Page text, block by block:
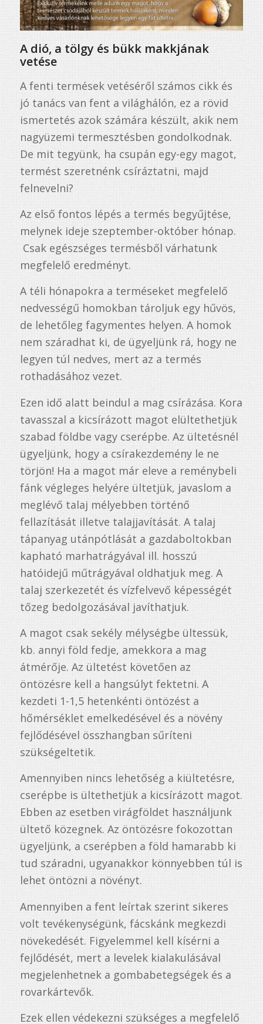
A dió, a tölgy és bükk makkjának
vetése
A fenti termések vetéséről számos cikk és
jó tanács van fent a világhálón, ez a rövid
ismertetés azok számára készült, akik nem
nagyüzemi termesztésben gondolkodnak.
De mit tegyünk, ha csupán egy-egy magot,
termést szeretnénk csíráztatni, majd
felnevelni?
Az első fontos lépés a termés begyűjtése,
melynek ideje szeptember-október hónap.
Csak egészséges termésből várhatunk
megfelelő eredményt.
A téli hónapokra a terméseket megfelelő
nedvességű homokban tároljuk egy hűvös,
de lehetőleg fagymentes helyen. A homok
nem száradhat ki, de ügyeljünk rá, hogy ne
legyen túl nedves, mert az a termés
rothadásához vezet.
Ezen idő alatt beindul a mag csírázása. Kora
tavasszal a kicsírázott magot elültethetjük
szabad földbe vagy cserépbe. Az ültetésnél
ügyeljünk, hogy a csírakezdemény le ne
törjön! Ha a magot már eleve a reménybeli
fánk végleges helyére ültetjük, javaslom a
meglévő talaj mélyebben történő
fellazítását illetve talajjavítását. A talaj
tápanyag utánpótlását a gazdaboltokban
kapható marhatrágyával ill. hosszú
hatóidejű műtrágyával oldhatjuk meg. A
talaj szerkezetét és vízfelvevő képességét
tőzeg bedolgozásával javíthatjuk.
A magot csak sekély mélységbe ültessük,
kb. annyi föld fedje, amekkora a mag
átmérője. Az ültetést követően az
öntözésre kell a hangsúlyt fektetni. A
kezdeti 1-1,5 hetenkénti öntözést a
hőmérséklet emelkedésével és a növény
fejlődésével összhangban sűríteni
szükségeltetik.
Amennyiben nincs lehetőség a kiültetésre,
cserépbe is ültethetjük a kicsírázott magot.
Ebben az esetben virágföldet használjunk
ültető közegnek. Az öntözésre fokozottan
ügyeljünk, a cserépben a föld hamarabb ki
tud száradni, ugyanakkor könnyebben túl is
lehet öntözni a növényt.
Amennyiben a fent leírtak szerint sikeres
volt tevékenységünk, fácskánk megkezdi
növekedését. Figyelemmel kell kísérni a
fejlődését, mert a levelek kialakulásával
megjelenhetnek a gombabetegségek és a
rovarkártevők.
Ezek ellen védekezni szükséges a megfelelő